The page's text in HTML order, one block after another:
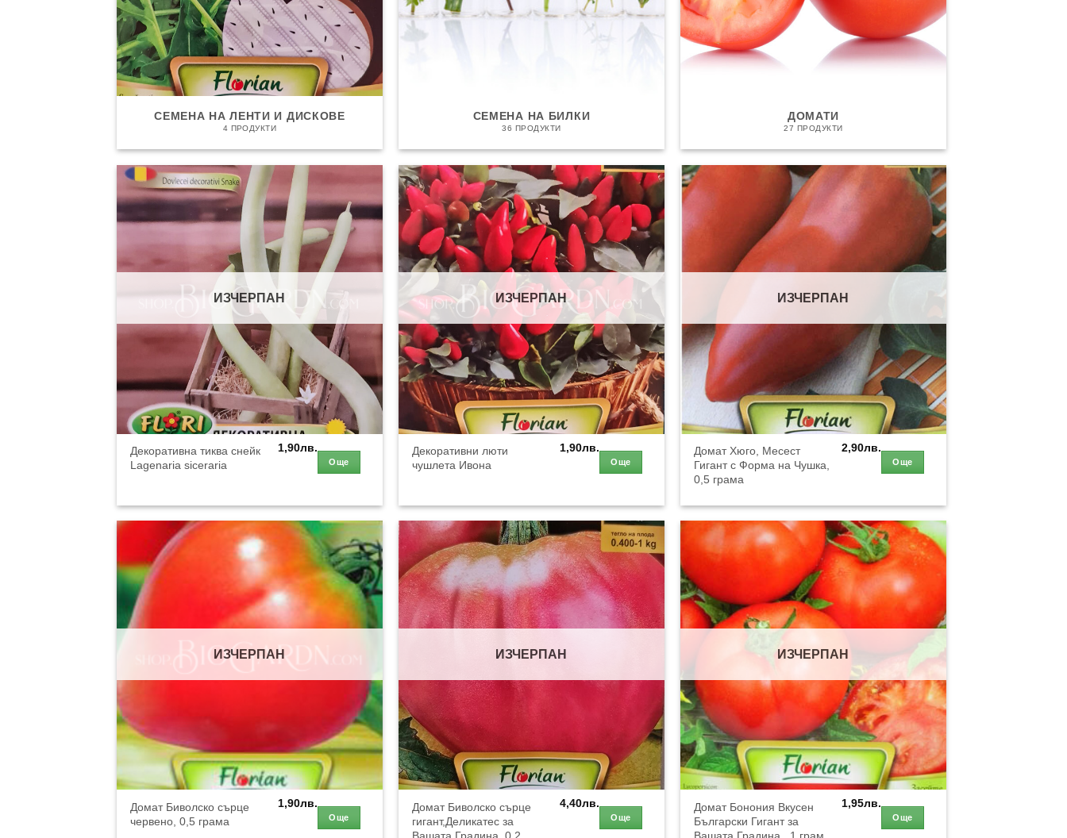
СЕМЕНА НА ЛЕНТИ И ДИСКОВЕ
4 ПРОДУКТИ
СЕМЕНА НА БИЛКИ
36 ПРОДУКТИ
ДОМАТИ
27 ПРОДУКТИ
ИЗЧЕРПАН
Декоративна тиква снейк
Lagenaria siceraria
1,90лв.
Още
ИЗЧЕРПАН
Декоративни люти
чушлета Ивона
1,90лв.
Още
ИЗЧЕРПАН
Домат Хюго, Месест
Гигант с Форма на Чушка,
0,5 грама
2,90лв.
Още
ИЗЧЕРПАН
Домат Биволско сърце
червено, 0,5 грама
1,90лв.
Още
ИЗЧЕРПАН
Домат Биволско сърце
гигант,Деликатес за
Вашата Градина, 0,2
4,40лв.
Още
ИЗЧЕРПАН
Домат Бонония Вкусен
Български Гигант за
Вашата Градина , 1 грам
1,95лв.
Още